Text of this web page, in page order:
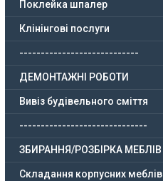
Поклейка шпалер
Клінінгові послуги
----------------------------
ДЕМОНТАЖНІ РОБОТИ
Вивіз будівельного сміття
------------------------------
ЗБИРАННЯ/РОЗБІРКА МЕБЛІВ
Складання корпусних меблів